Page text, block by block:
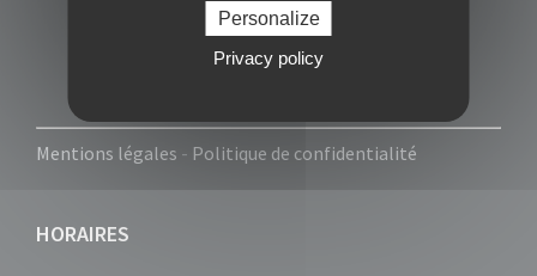
Mentions légales - Politique de confidentialité
HORAIRES
Personalize
Privacy policy